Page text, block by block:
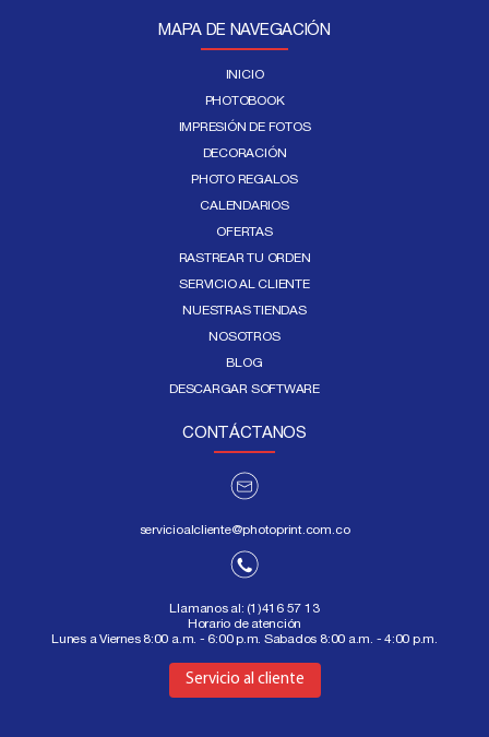
MAPA DE NAVEGACIÓN
INICIO
PHOTOBOOK
IMPRESIÓN DE FOTOS
DECORACIÓN
PHOTO REGALOS
CALENDARIOS
OFERTAS
RASTREAR TU ORDEN
SERVICIO AL CLIENTE
NUESTRAS TIENDAS
NOSOTROS
BLOG
DESCARGAR SOFTWARE
CONTÁCTANOS
servicioalcliente@photoprint.com.co
Llamanos al: (1)416 57 13
Horario de atención
Lunes a Viernes 8:00 a.m. - 6:00 p.m. Sabados 8:00 a.m. - 4:00 p.m.
Servicio al cliente
Aquí